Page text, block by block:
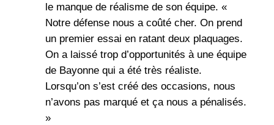
le manque de réalisme de son équipe. «
Notre défense nous a coûté cher. On prend
un premier essai en ratant deux plaquages.
On a laissé trop d’opportunités à une équipe
de Bayonne qui a été très réaliste.
Lorsqu’on s’est créé des occasions, nous
n’avons pas marqué et ça nous a pénalisés.
»